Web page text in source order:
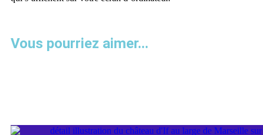
Vous pourriez aimer...